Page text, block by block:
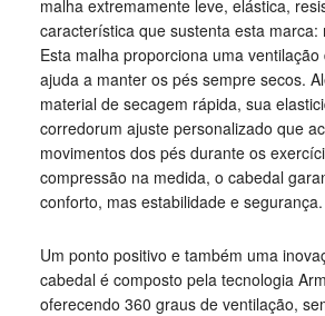
malha extremamente leve, elástica,
característica que sustenta esta marca:
Esta malha proporciona uma
ajuda a manter os pés sempre secos.
material de secagem rápida, sua
corredorum ajuste personalizado que
movimentos dos pés durante os
compressão na medida, o cabedal
conforto, mas estabilidade e segurança.
Um ponto positivo e também uma
cabedal é composto pela tecnologia
oferecendo 360 graus de ventilação,